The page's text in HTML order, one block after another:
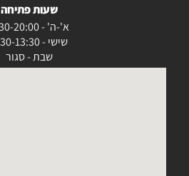
שעות פתיחה
א'-ה' - 8:30-20:00
שישי - 8:30-13:30
שבת - סגור